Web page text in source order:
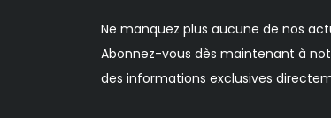
Ne manquez plus aucune de nos
Abonnez-vous dès maintenant à
des informations exclusives